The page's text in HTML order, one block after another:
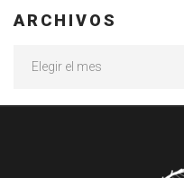
ARCHIVOS